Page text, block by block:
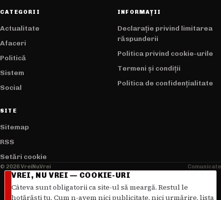
CATEGORII
Actualitate
Afaceri
Politică
Sistem
Social
INFORMAȚII
Declarație privind limitarea
răspunderii
Politica privind cookie-urile
Termeni și condiții
Politica de confidențialitate
SITE
Sitemap
RSS
Setări cookie
© 2026 VreiNuVrei Comunicate
VREI, NU VREI — COOKIE-URI
Câteva sunt obligatorii ca site-ul să meargă. Restul le
hotărăști tu. Cum n-avem nici publicitate, nici urmărire, lista